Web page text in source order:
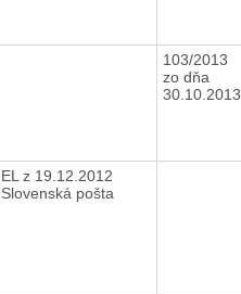
103/2013
zo dňa
30.10.2013
EL z 19.12.2012
Slovenská pošta